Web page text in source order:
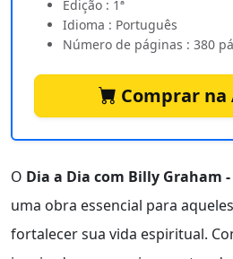
Edição : 1ª
Idioma : Português
Número de páginas : 380
Comprar na
O Dia a Dia com Billy Graham
uma obra essencial para
fortalecer sua vida espiritual.